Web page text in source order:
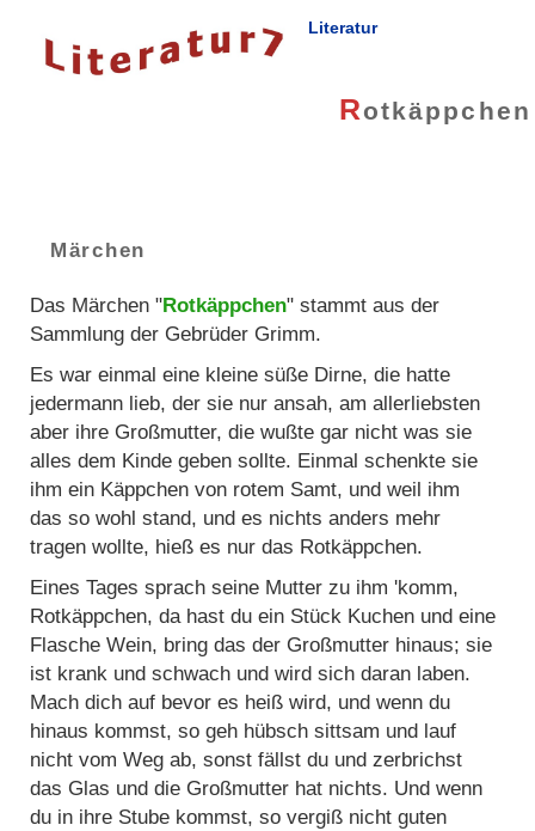
Literatur
Rotkäppchen
Märchen
Das Märchen "Rotkäppchen" stammt aus der
Sammlung der Gebrüder Grimm.
Es war einmal eine kleine süße Dirne, die hatte
jedermann lieb, der sie nur ansah, am allerliebsten
aber ihre Großmutter, die wußte gar nicht was sie
alles dem Kinde geben sollte. Einmal schenkte sie
ihm ein Käppchen von rotem Samt, und weil ihm
das so wohl stand, und es nichts anders mehr
tragen wollte, hieß es nur das Rotkäppchen.
Eines Tages sprach seine Mutter zu ihm 'komm,
Rotkäppchen, da hast du ein Stück Kuchen und eine
Flasche Wein, bring das der Großmutter hinaus; sie
ist krank und schwach und wird sich daran laben.
Mach dich auf bevor es heiß wird, und wenn du
hinaus kommst, so geh hübsch sittsam und lauf
nicht vom Weg ab, sonst fällst du und zerbrichst
das Glas und die Großmutter hat nichts. Und wenn
du in ihre Stube kommst, so vergiß nicht guten